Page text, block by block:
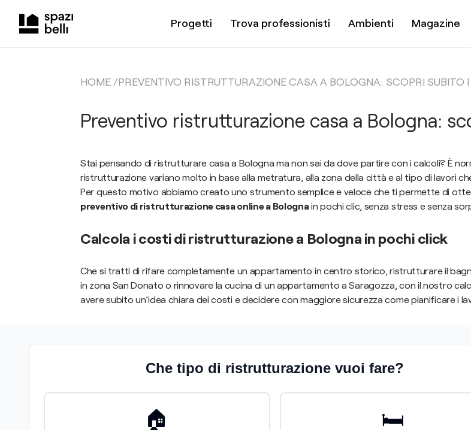
Progetti Trova professionisti Ambienti Magazine
HOME /PREVENTIVO RISTRUTTURAZIONE CASA A BOLOGNA: SCOPRI SUBITO
Preventivo ristrutturazione casa a Bologna:
Stai pensando di ristrutturare casa a Bologna ma non sai da dove partire con i calcoli? È
ristrutturazione variano molto in base alla metratura, alla zona della città e al tipo di lavori
Per questo motivo abbiamo creato uno strumento semplice e veloce che ti permette di
preventivo di ristrutturazione casa online a Bolognain pochi clic, senza stress e senza
Calcola i costi di ristrutturazione a Bologna in pochi click
Che si tratti di rifare completamente un appartamento in centro storico, ristrutturare il
in zona San Donato o rinnovare la cucina di un appartamento a Saragozza, con il nostro
avere subito un’idea chiara dei costi e decidere con maggiore sicurezza come pianificare i